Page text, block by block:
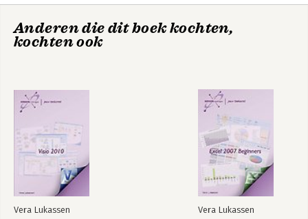
Excel 2019
Gevorderd
Excel 2019 Basis
Anderen die dit boek kochten,
kochten ook
Vera Lukassen Vera Lukassen